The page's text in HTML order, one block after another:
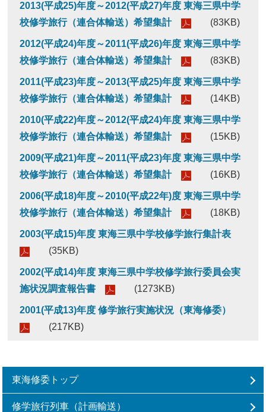
2013(平成25)年度～2012(平成27)年度 東海三県中学
校修学旅行（連合体輸送）希望集計
(83KB)
2012(平成24)年度～2011(平成26)年度 東海三県中学
校修学旅行（連合体輸送）希望集計
(83KB)
2011(平成23)年度～2013(平成25)年度 東海三県中学
校修学旅行（連合体輸送）希望集計
(14KB)
2010(平成22)年度～2012(平成24)年度 東海三県中学
校修学旅行（連合体輸送）希望集計
(15KB)
2009(平成21)年度～2011(平成23)年度 東海三県中学
校修学旅行（連合体輸送）希望集計
(16KB)
2006(平成18)年度～2010(平成22年)度 東海三県中学
校修学旅行（連合体輸送）希望集計
(18KB)
2003(平成15)年度 東海三県中学校修学旅行集計表
(35KB)
2002(平成14)年度 東海三県中学校修学旅行委員会実
施状況調査報告書
(1273KB)
2001(平成13)年度 修学旅行実施状況（東海修委）
(217KB)
東海修委トップ
修学旅行列車（計画輸送）